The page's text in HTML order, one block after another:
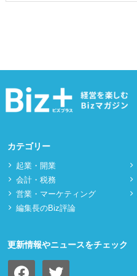
カテゴリー
起業・開業
会計・税務
営業・マーケティング
編集長のBiz評論
更新情報やニュースをチェック
facebook twitter